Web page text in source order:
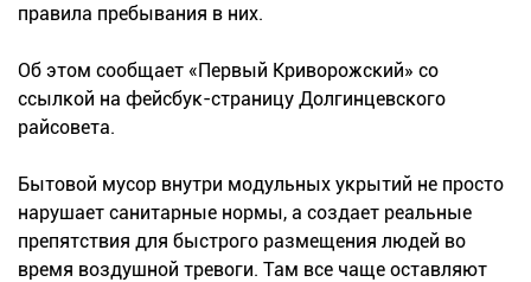
правила пребывания в них.
Об этом сообщает «Первый Криворожский» со
ссылкой на фейсбук-страницу Долгинцевского
райсовета.
Бытовой мусор внутри модульных укрытий не просто
нарушает санитарные нормы, а создает реальные
препятствия для быстрого размещения людей во
время воздушной тревоги. Там все чаще оставляют